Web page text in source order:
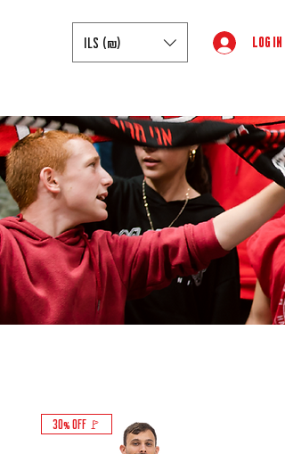
ILS (₪) Log In
30% OFF 🚩